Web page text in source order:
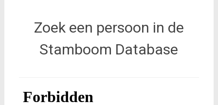
Zoek een persoon in de
Stamboom Database